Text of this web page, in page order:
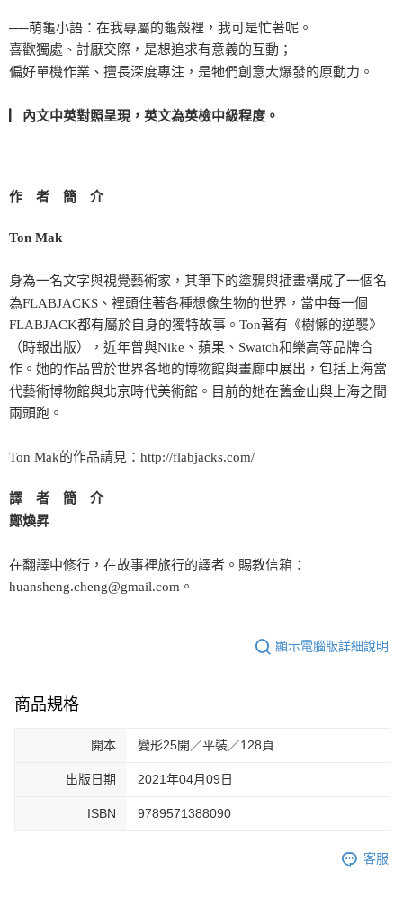
──萌龜小語：在我專屬的龜殼裡，我可是忙著呢。
喜歡獨處、討厭交際，是想追求有意義的互動；
偏好單機作業、擅長深度專注，是牠們創意大爆發的原動力。
▏內文中英對照呈現，英文為英檢中級程度。
作 者 簡 介
Ton Mak
身為一名文字與視覺藝術家，其筆下的塗鴉與插畫構成了一個名
為FLABJACKS、裡頭住著各種想像生物的世界，當中每一個
FLABJACK都有屬於自身的獨特故事。Ton著有《樹懶的逆襲》
（時報出版），近年曾與Nike、蘋果、Swatch和樂高等品牌合
作。她的作品曾於世界各地的博物館與畫廊中展出，包括上海當
代藝術博物館與北京時代美術館。目前的她在舊金山與上海之間
兩頭跑。
Ton Mak的作品請見：http://flabjacks.com/
譯 者 簡 介
鄭煥昇
在翻譯中修行，在故事裡旅行的譯者。賜教信箱：
huansheng.cheng@gmail.com。
顯示電腦版詳細說明
商品規格
開本 變形25開／平裝／128頁
出版日期 2021年04月09日
ISBN 9789571388090
客服